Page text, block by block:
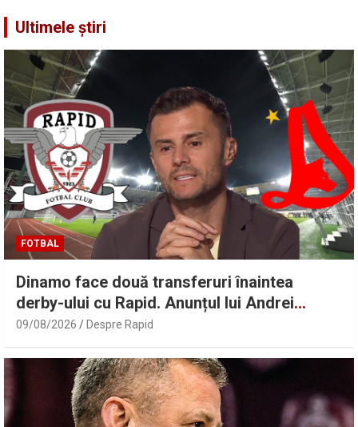
Ultimele știri
FOTBAL
Dinamo face două transferuri înaintea
derby-ului cu Rapid. Anunțul lui Andrei
Nicolescu
09/08/2026 Despre Rapid